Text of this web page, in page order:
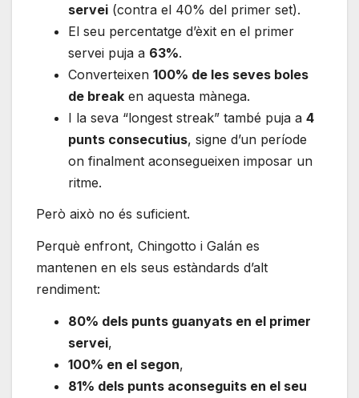
servei (contra el 40% del primer set).
El seu percentatge d’èxit en el primer
servei puja a 63%.
Converteixen 100% de les seves boles
de break en aquesta mànega.
I la seva “longest streak” també puja a 4
punts consecutius, signe d’un període
on finalment aconsegueixen imposar un
ritme.
Però això no és suficient.
Perquè enfront, Chingotto i Galán es
mantenen en els seus estàndards d’alt
rendiment:
80% dels punts guanyats en el primer
servei,
100% en el segon,
81% dels punts aconseguits en el seu